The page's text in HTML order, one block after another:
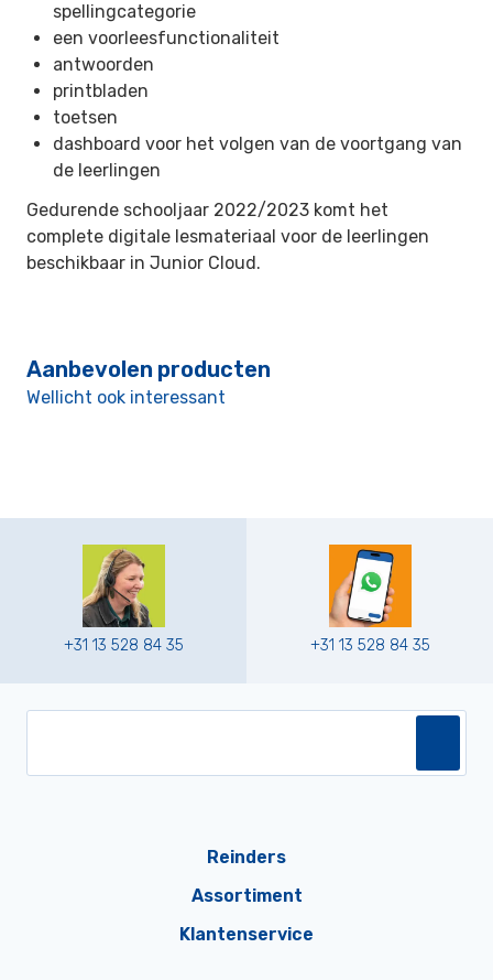
spellingcategorie
een voorleesfunctionaliteit
antwoorden
printbladen
toetsen
dashboard voor het volgen van de voortgang van
de leerlingen
Gedurende schooljaar 2022/2023 komt het
complete digitale lesmateriaal voor de leerlingen
beschikbaar in Junior Cloud.
Aanbevolen producten
Wellicht ook interessant
+31 13 528 84 35 +31 13 528 84 35
Reinders
Assortiment
Klantenservice